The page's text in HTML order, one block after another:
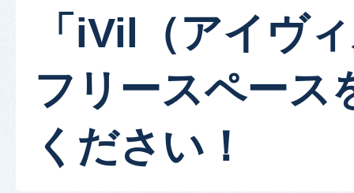
「iVil（アイヴ
フリースペース
ください！